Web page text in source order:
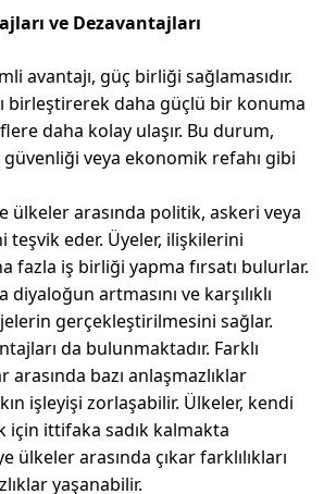
ve Dezavantajları
avantajı, güç birliği sağlamasıdır.
birleştirerek daha güçlü bir konuma
daha kolay ulaşır. Bu durum,
güvenliği veya ekonomik refahı gibi
ülkeler arasında politik, askeri veya
eder. Üyeler, ilişkilerini
fazla iş birliği yapma fırsatı bulurlar.
diyaloğun artmasını ve karşılıklı
gerçekleştirilmesini sağlar.
da bulunmaktadır. Farklı
bazı anlaşmazlıklar
işleyişi zorlaşabilir. Ülkeler, kendi
için ittifaka sadık kalmakta
ülkeler arasında çıkar farklılıkları
yaşanabilir.